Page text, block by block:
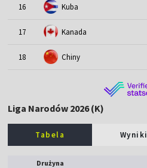
16 Kuba
17 Kanada
18 Chiny
Liga Narodów 2026 (K)
Tabela Wyniki
Drużyna